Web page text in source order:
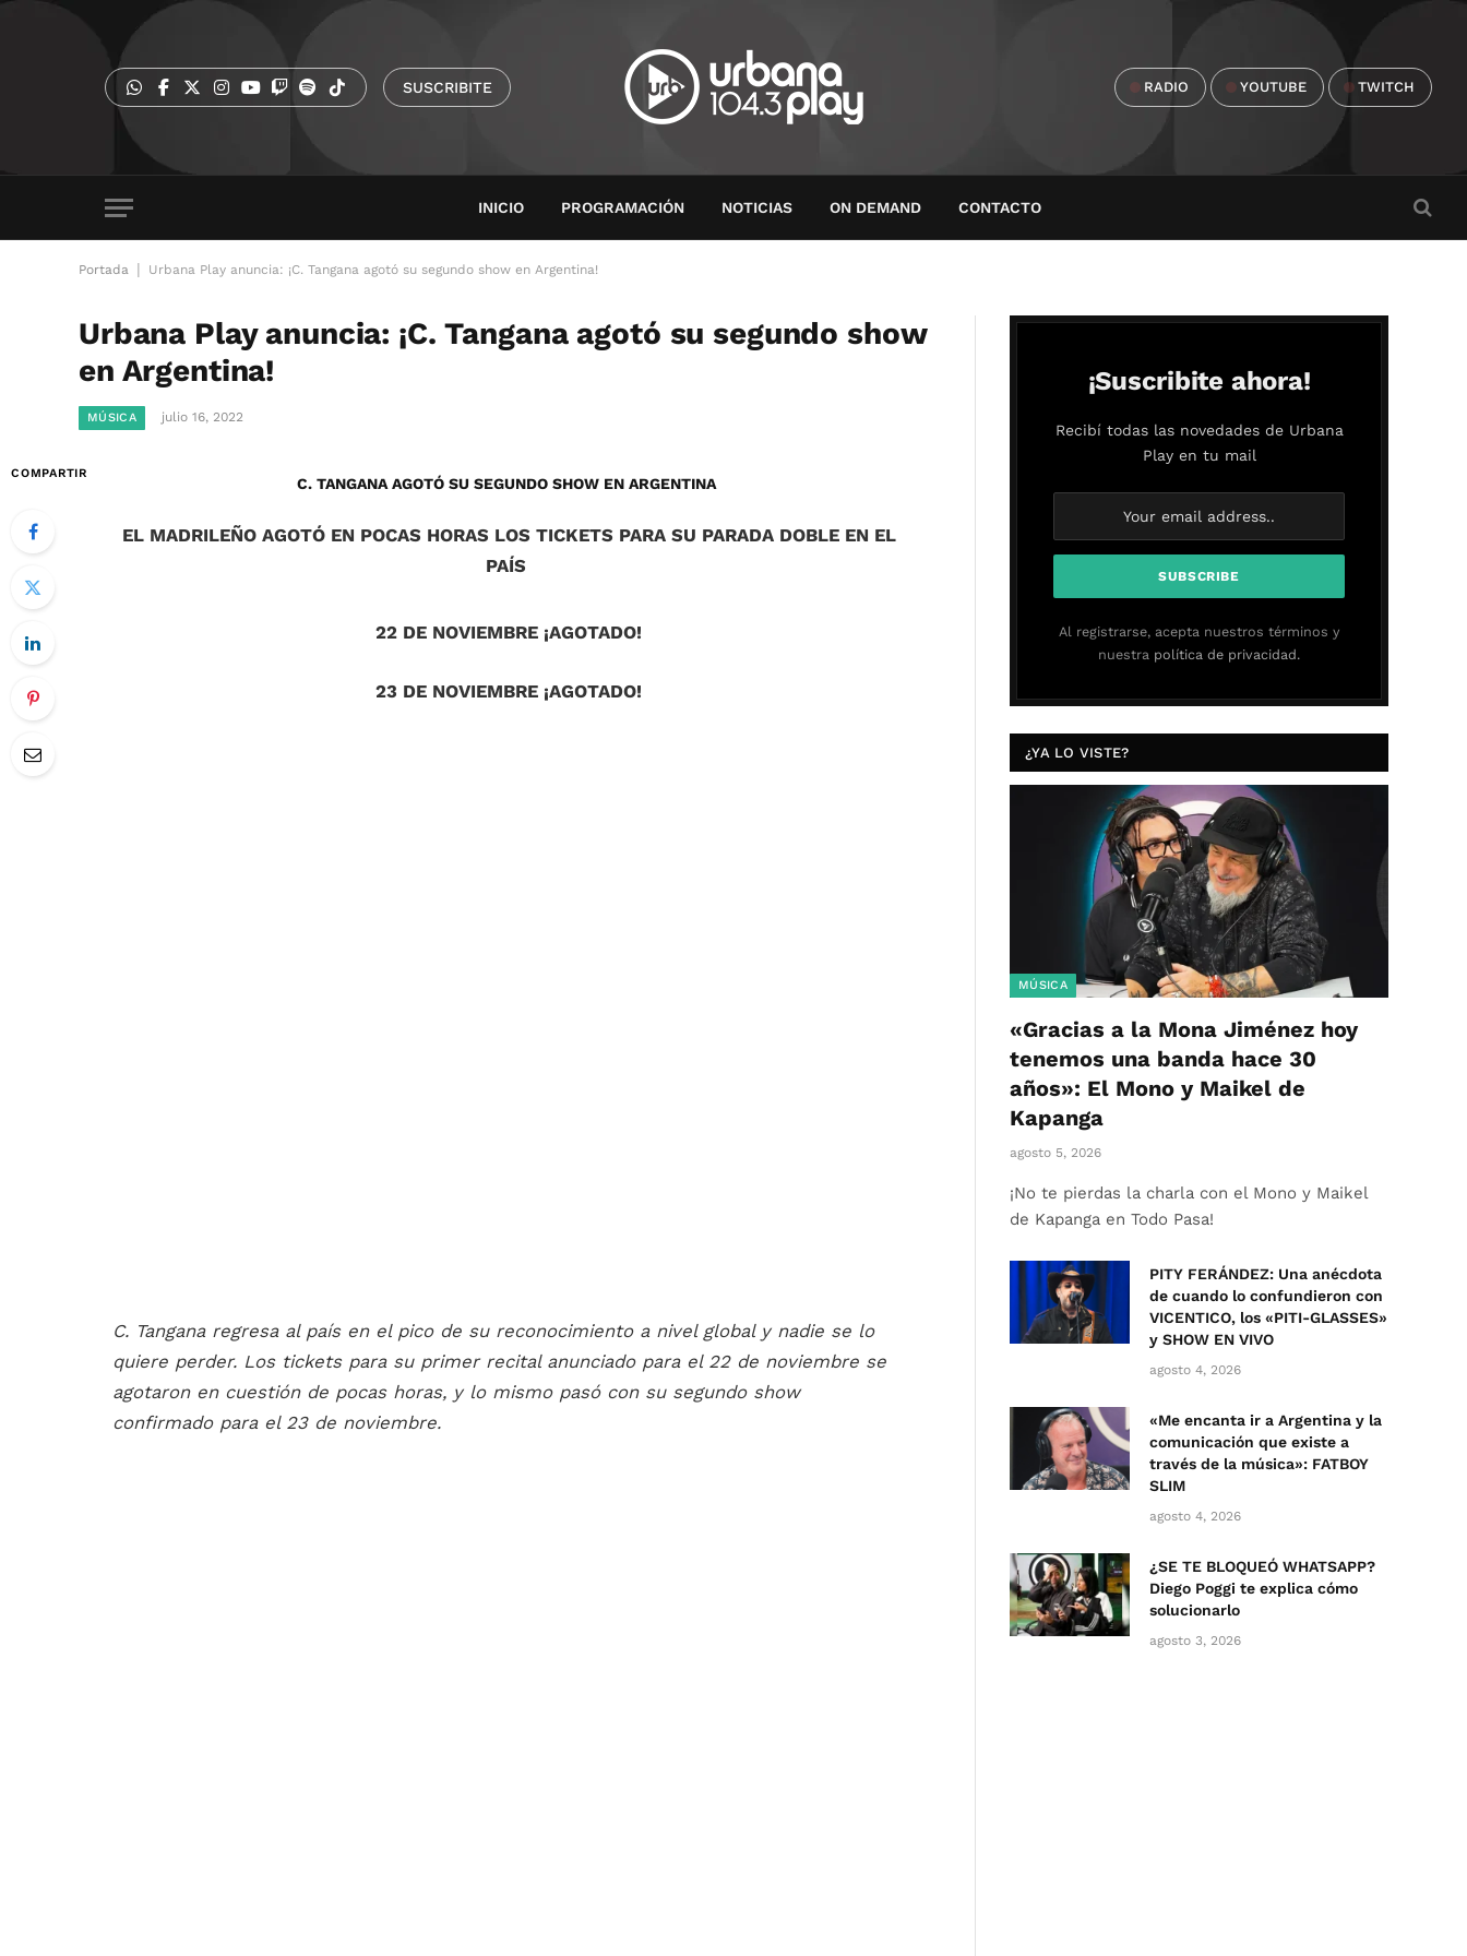
SUSCRIBITE RADIO YOUTUBE TWITCH
INICIO PROGRAMACIÓN NOTICIAS ON DEMAND CONTACTO
Portada Urbana Play anuncia: ¡C. Tangana agotó su segundo show en Argentina!
Urbana Play anuncia: ¡C. Tangana agotó su segundo show
en Argentina!
MÚSICA julio 16, 2022
COMPARTIR
C. TANGANA AGOTÓ SU SEGUNDO SHOW EN ARGENTINA
EL MADRILEÑO AGOTÓ EN POCAS HORAS LOS TICKETS PARA SU PARADA DOBLE EN EL
PAÍS
22 DE NOVIEMBRE ¡AGOTADO!
23 DE NOVIEMBRE ¡AGOTADO!
C. Tangana regresa al país en el pico de su reconocimiento a nivel global y nadie se lo
quiere perder. Los tickets para su primer recital anunciado para el 22 de noviembre se
agotaron en cuestión de pocas horas, y lo mismo pasó con su segundo show
confirmado para el 23 de noviembre.
¡Suscribite ahora!
Recibí todas las novedades de Urbana
Play en tu mail
Al registrarse, acepta nuestros términos y
nuestra política de privacidad.
¿YA LO VISTE?
MÚSICA
«Gracias a la Mona Jiménez hoy
tenemos una banda hace 30
años»: El Mono y Maikel de
Kapanga
agosto 5, 2026
¡No te pierdas la charla con el Mono y Maikel
de Kapanga en Todo Pasa!
PITY FERÁNDEZ: Una anécdota
de cuando lo confundieron con
VICENTICO, los «PITI-GLASSES»
y SHOW EN VIVO
agosto 4, 2026
«Me encanta ir a Argentina y la
comunicación que existe a
través de la música»: FATBOY
SLIM
agosto 4, 2026
¿SE TE BLOQUEÓ WHATSAPP?
Diego Poggi te explica cómo
solucionarlo
agosto 3, 2026